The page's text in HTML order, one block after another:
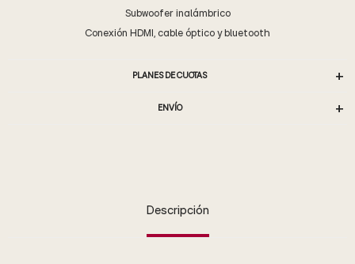
Subwoofer inalámbrico
Conexión HDMI, cable óptico y bluetooth
PLANES DE CUOTAS
ENVÍO
Descripción